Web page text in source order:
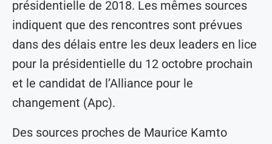
présidentielle de 2018. Les mêmes sources
indiquent que des rencontres sont prévues
dans des délais entre les deux leaders en lice
pour la présidentielle du 12 octobre prochain
et le candidat de l’Alliance pour le
changement (Apc).
Des sources proches de Maurice Kamto